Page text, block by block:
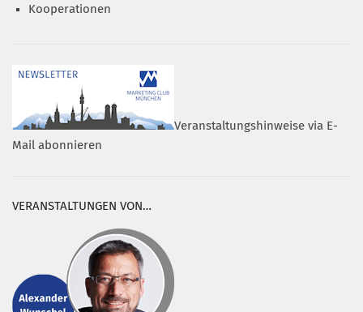
Kooperationen
Veranstaltungshinweise via E-
Mail abonnieren
VERANSTALTUNGEN VON…